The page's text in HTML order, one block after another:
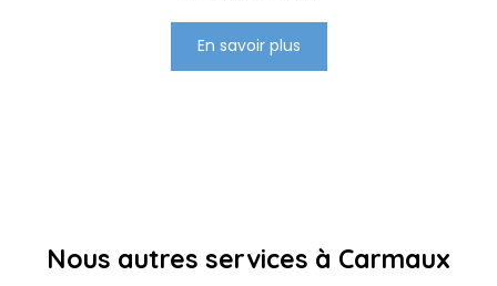
En savoir plus
Nous autres services à Carmaux